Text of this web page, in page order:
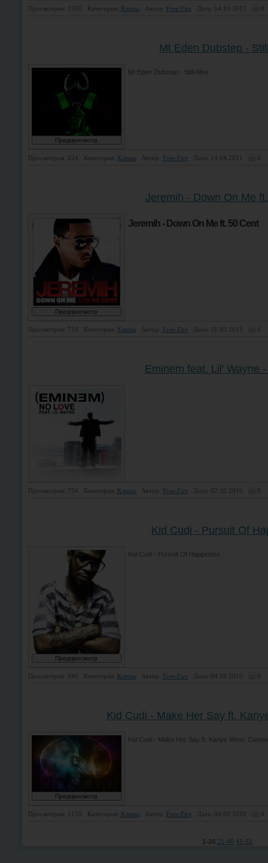
Просмотров: 1320 Категория: Клипы Автор: Free-Fire Дата: 14.10.2011 0
Mt Eden Dubstep -
Mt Eden Dubstep - Still Alive
Просмотров: 824 Категория: Клипы Автор: Free-Fire Дата: 24.04.2011 0
Jeremih - Down On Me
Jeremih - Down On Me ft. 50 Cent
Просмотров: 710 Категория: Клипы Автор: Free-Fire Дата: 31.03.2011 0
Eminem feat. Lil' Wayne
Просмотров: 754 Категория: Клипы Автор: Free-Fire Дата: 02.10.2010 0
Kid Cudi - Pursuit Of
Kid Cudi - Pursuit Of Happiness
Просмотров: 846 Категория: Клипы Автор: Free-Fire Дата: 04.09.2010 0
Kid Cudi - Make Her Say ft.
Kid Cudi - Make Her Say ft. Kanye West,
Просмотров: 1159 Категория: Клипы Автор: Free-Fire Дата: 04.09.2010 0
1-20 21-40 41-51